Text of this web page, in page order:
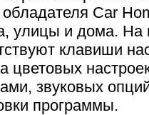
Car
улицы и дома. На
клавиши
цветовых
звуковых
программы.